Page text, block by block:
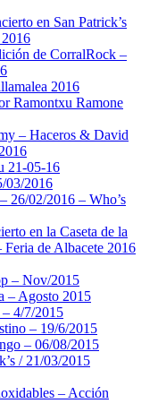
en San Patrick’s
de CorralRock –
2016
Ramontxu Ramone
– Haceros & David
21-05-16
03/2016
26/02/2016 – Who’s
en la Caseta de la
Feria de Albacete 2016
– Nov/2015
– Agosto 2015
4/7/2015
– 19/6/2015
– 06/08/2015
/ 21/03/2015
– Acción